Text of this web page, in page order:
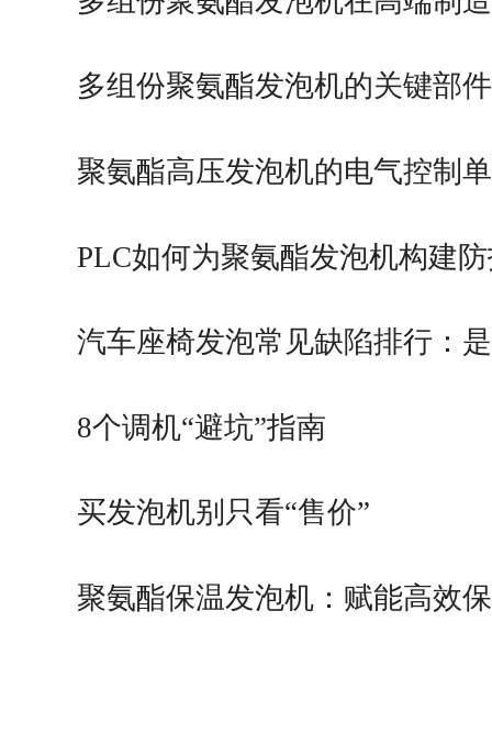
用领域
多组份聚氨酯发泡机的关键部
构成
聚氨酯高压发泡机的电气控制
PLC如何为聚氨酯发泡机构建
价值
汽车座椅发泡常见缺陷排行：
题还是发泡机问题？
8个调机“避坑”指南
买发泡机别只看“售价”
聚氨酯保温发泡机：赋能高效